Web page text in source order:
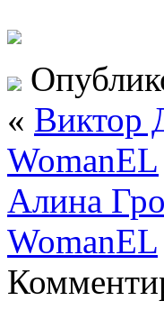
« Виктор
WomanEL
Алина
WomanEL